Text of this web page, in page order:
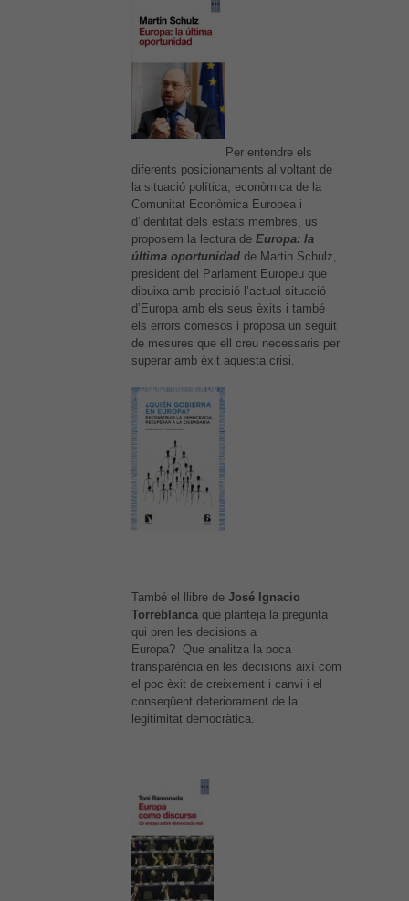
Per entendre els
diferents posicionaments al voltant de
la situació política, econòmica de la
Comunitat Econòmica Europea i
d’identitat dels estats membres, us
proposem la lectura de Europa: la
última oportunidadde Martin Schulz,
president del Parlament Europeu que
dibuixa amb precisió l’actual situació
d’Europa amb els seus èxits i també
els errors comesos i proposa un seguit
de mesures que ell creu necessaris per
superar amb èxit aquesta crisi.
També el llibre de José Ignacio
Torreblancaque planteja la pregunta
qui pren les decisions a
Europa? Que analitza la poca
transparència en les decisions així com
el poc èxit de creixement i canvi i el
conseqüent deteriorament de la
legitimitat democràtica.